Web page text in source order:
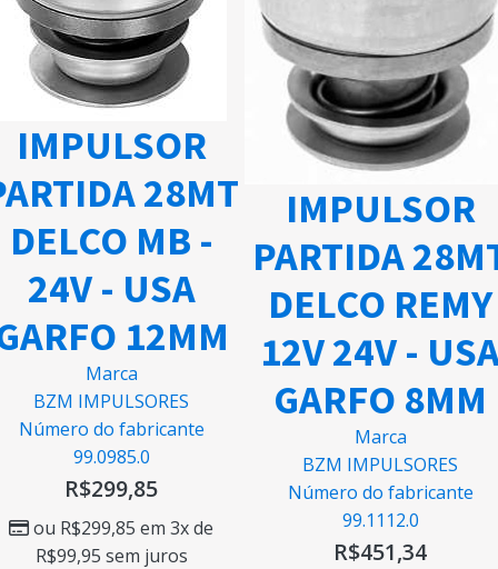
IMPULSOR
28MT
DELCO MB -
24V - USA
12MM
Marca
BZM IMPULSORES
Número do fabricante
99.0985.0
R$299,85
ou R$299,85 em 3x de
R$99,95 sem juros
IMPULSOR
PARTIDA
DELCO REMY
12V 24V -
GARFO 8MM
Marca
BZM IMPULSORES
Número do fabricante
99.1112.0
R$451,34